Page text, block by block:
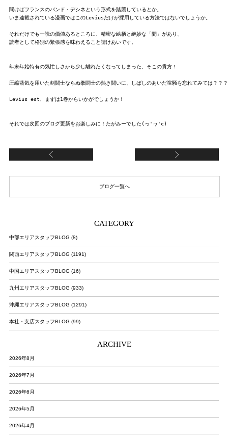
聞けばフランスのバンド・デシネという形式を踏襲しているとか。
いま連載されている漫画ではこのLeviusだけが採用している方法ではないでしょうか。
それだけでも一読の価値あるところに、精密な絵柄と絶妙な「間」があり、
読者として格別の緊張感を味わえること請けあいです。
年末年始特有の気忙しさから少し離れたくなってしまった、そこの貴方！
圧縮蒸気を用いた剣闘士ならぬ拳闘士の熱き闘いに、しばしのあいだ喧騒を忘れてみては？？？
Levius est、まずは1巻からいかがでしょうか！
『★━━a(●･ω･)happy(●･∀･●)new(･ω･
ブログ一覧へ
CATEGORY
中部エリアスタッフBLOG (8)
関西エリアスタッフBLOG (1191)
中国エリアスタッフBLOG (16)
九州エリアスタッフBLOG (933)
沖縄エリアスタッフBLOG (1291)
本社・支店スタッフBLOG (99)
ARCHIVE
2026年8月
2026年7月
2026年6月
2026年5月
2026年4月